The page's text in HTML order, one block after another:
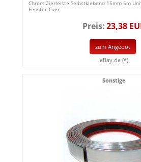
Chrom Zierleiste Selbstklebend 15mm 5m
Fenster Tuer
Preis:23,38
zum Angebot
eBay.de (*)
Sonstige